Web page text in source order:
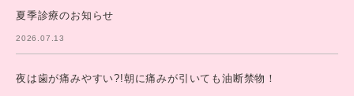
夏季診療のお知らせ
2026.07.13
夜は歯が痛みやすい?!朝に痛みが引いても油断禁物！